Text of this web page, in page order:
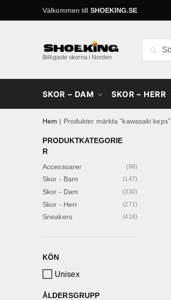
Välkommen till SHOEKING.SE
Billigaste skorna i Norden
Sök
SKOR – DAM SKOR – HERR
Hem | Produkter märkta ”kawasaki keps”
PRODUKTKATEGORIE
R
Accessoarer (98)
Skor - Barn (147)
Skor - Dam (330)
Skor - Herr (271)
Sneakers (416)
KÖN
Unisex
ÅLDERSGRUPP